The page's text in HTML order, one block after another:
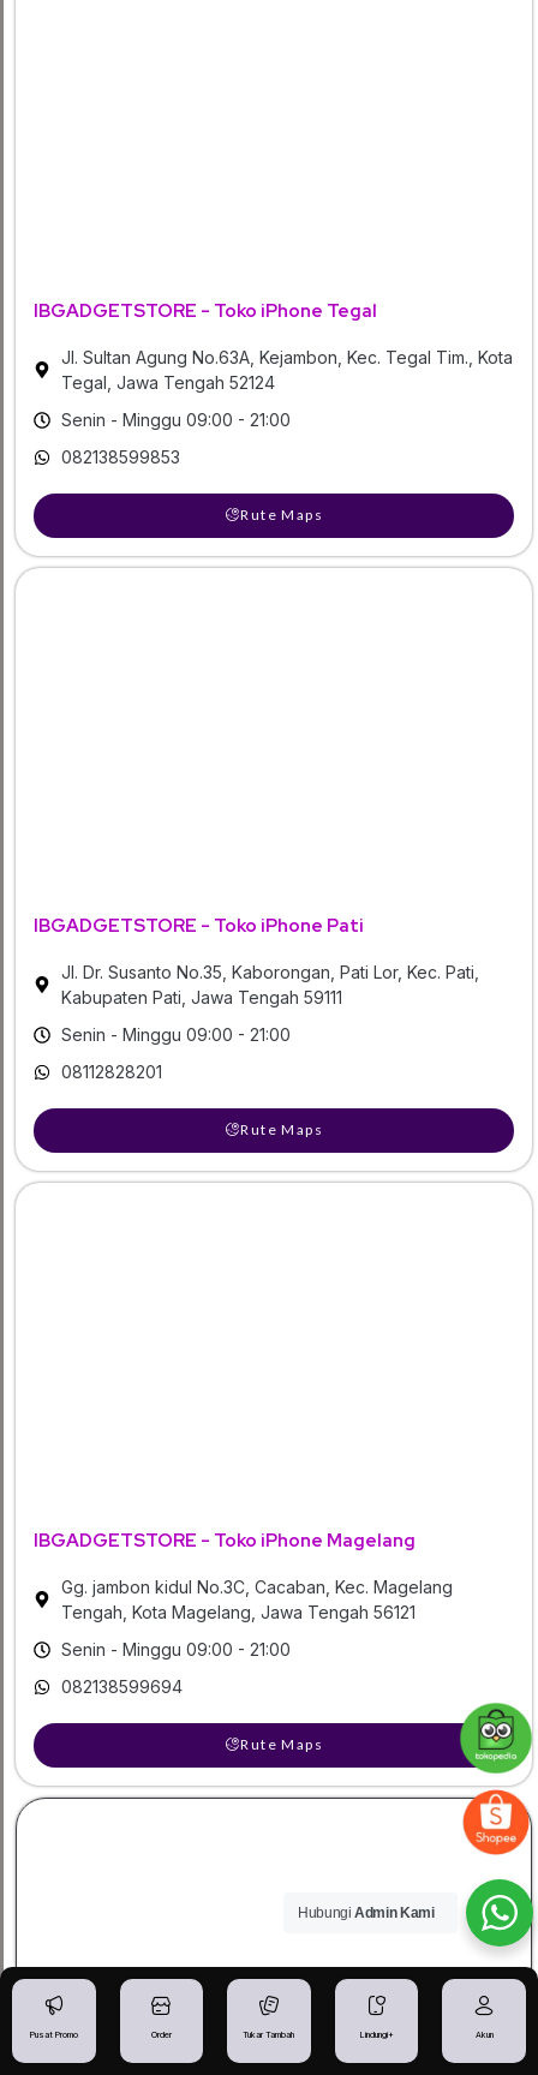
IBGADGETSTORE - Toko iPhone Tegal
Jl. Sultan Agung No.63A, Kejambon, Kec. Tegal Tim., Kota
Tegal, Jawa Tengah 52124
Senin - Minggu 09:00 - 21:00
082138599853
Rute Maps
IBGADGETSTORE - Toko iPhone Pati
Jl. Dr. Susanto No.35, Kaborongan, Pati Lor, Kec. Pati,
Kabupaten Pati, Jawa Tengah 59111
Senin - Minggu 09:00 - 21:00
08112828201
Rute Maps
IBGADGETSTORE - Toko iPhone Magelang
Gg. jambon kidul No.3C, Cacaban, Kec. Magelang
Tengah, Kota Magelang, Jawa Tengah 56121
Senin - Minggu 09:00 - 21:00
082138599694
Rute Maps
Pusat Promo Order Tukar Tambah Lindungi+ Akun
Hubungi Admin Kami